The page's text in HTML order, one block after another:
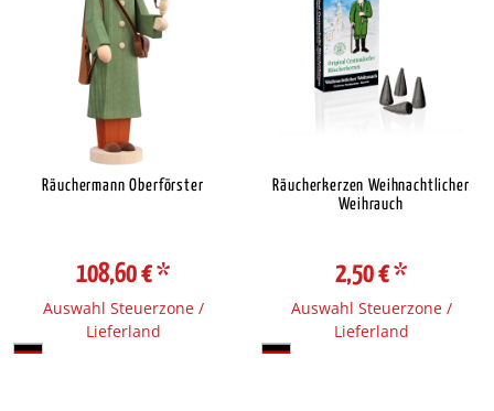
Räuchermann Oberförster
108,60 €*
Auswahl Steuerzone /
Lieferland
Räucherkerzen Weihnachtlicher
Weihrauch
2,50 €*
Auswahl Steuerzone /
Lieferland